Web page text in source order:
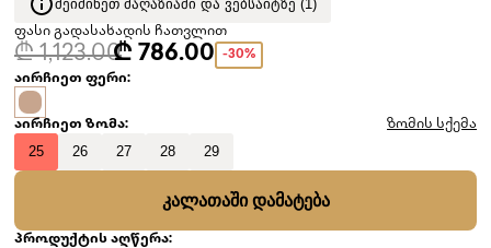
ᲨᲔᲘᲫᲘᲜᲔᲗ ᲛᲐᲦᲐᲖᲘᲐᲨᲘ ᲓᲐ ᲕᲔᲑᲡᲐᲘᲢᲖᲔ (1)
ფასი გადასახადის ჩათვლით
₾ 1,123.00₾ 786.00 -30%
აირჩიეთ ფერი:
აირჩიეთ ზომა: ზომის სქემა
25 26 27 28 29
ᲙᲐᲚᲐᲗᲐᲨᲘ ᲓᲐᲛᲐᲢᲔᲑᲐ
პროდუქტის აღწერა: